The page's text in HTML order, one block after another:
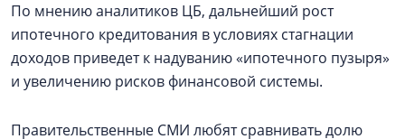
По мнению аналитиков ЦБ, дальнейший рост
ипотечного кредитования в условиях стагнации
доходов приведет к надуванию «ипотечного пузыря»
и увеличению рисков финансовой системы.
Правительственные СМИ любят сравнивать долю